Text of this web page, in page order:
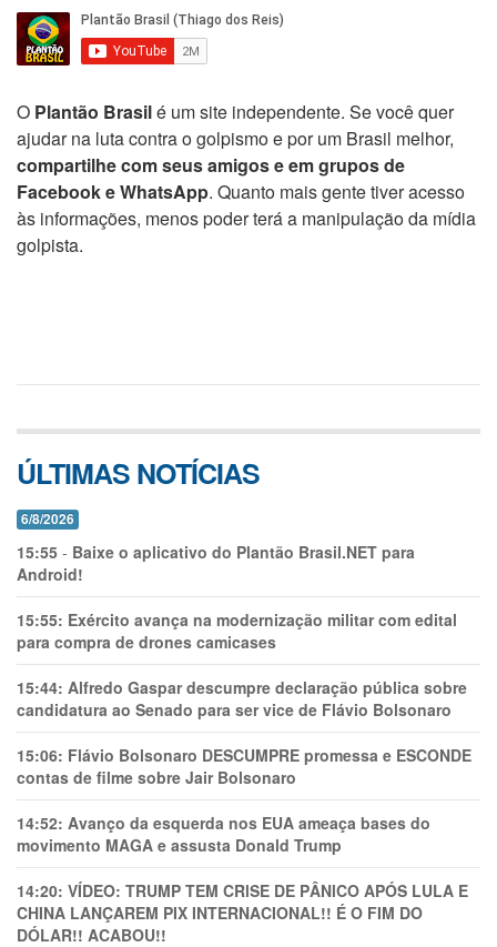
O Plantão Brasilé um site independente. Se você quer
ajudar na luta contra o golpismo e por um Brasil melhor,
compartilhe com seus amigos e em grupos de
Facebook e WhatsApp. Quanto mais gente tiver acesso
às informações, menos poder terá a manipulação da mídia
golpista.
ÚLTIMAS NOTÍCIAS
6/8/2026
15:55 - Baixe o aplicativo do Plantão Brasil.NET para
Android!
15:55: Exército avança na modernização militar com edital
para compra de drones camicases
15:44: Alfredo Gaspar descumpre declaração pública sobre
candidatura ao Senado para ser vice de Flávio Bolsonaro
15:06: Flávio Bolsonaro DESCUMPRE promessa e ESCONDE
contas de filme sobre Jair Bolsonaro
14:52: Avanço da esquerda nos EUA ameaça bases do
movimento MAGA e assusta Donald Trump
14:20: VÍDEO: TRUMP TEM CRlSE DE PÂNlCO APÓS LULA E
CHINA LANÇAREM PIX INTERNACIONAL!! É O FIM DO
DÓLAR!! ACABOU!!